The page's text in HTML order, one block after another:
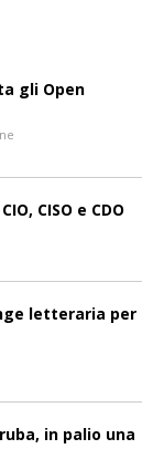
gli Open
CISO e CDO
letteraria per
in palio una